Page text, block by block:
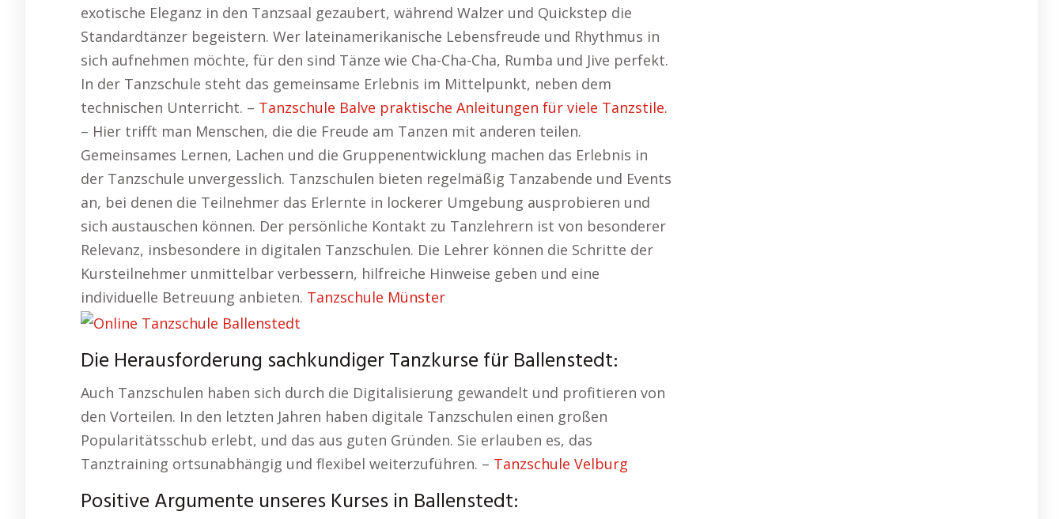
exotische Eleganz in den Tanzsaal gezaubert, während Walzer und Quickstep die
Standardtänzer begeistern. Wer lateinamerikanische Lebensfreude und Rhythmus in
sich aufnehmen möchte, für den sind Tänze wie Cha-Cha-Cha, Rumba und Jive perfekt.
In der Tanzschule steht das gemeinsame Erlebnis im Mittelpunkt, neben dem
technischen Unterricht. – Tanzschule Balve praktische Anleitungen für viele Tanzstile.
– Hier trifft man Menschen, die die Freude am Tanzen mit anderen teilen.
Gemeinsames Lernen, Lachen und die Gruppenentwicklung machen das Erlebnis in
der Tanzschule unvergesslich. Tanzschulen bieten regelmäßig Tanzabende und Events
an, bei denen die Teilnehmer das Erlernte in lockerer Umgebung ausprobieren und
sich austauschen können. Der persönliche Kontakt zu Tanzlehrern ist von besonderer
Relevanz, insbesondere in digitalen Tanzschulen. Die Lehrer können die Schritte der
Kursteilnehmer unmittelbar verbessern, hilfreiche Hinweise geben und eine
individuelle Betreuung anbieten. Tanzschule Münster
Die Herausforderung sachkundiger Tanzkurse für Ballenstedt:
Auch Tanzschulen haben sich durch die Digitalisierung gewandelt und profitieren von
den Vorteilen. In den letzten Jahren haben digitale Tanzschulen einen großen
Popularitätsschub erlebt, und das aus guten Gründen. Sie erlauben es, das
Tanztraining ortsunabhängig und flexibel weiterzuführen. – Tanzschule Velburg
Positive Argumente unseres Kurses in Ballenstedt: